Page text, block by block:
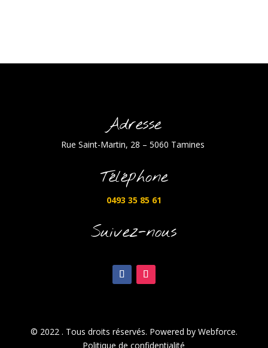
Adresse
Rue Saint-Martin, 28 – 5060 Tamines
Téléphone
0493 35 85 61
Suivez-nous
© 2022 . Tous droits réservés. Powered by Webforce.
Politique de confidentialité